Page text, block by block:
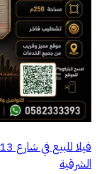
الشرقية